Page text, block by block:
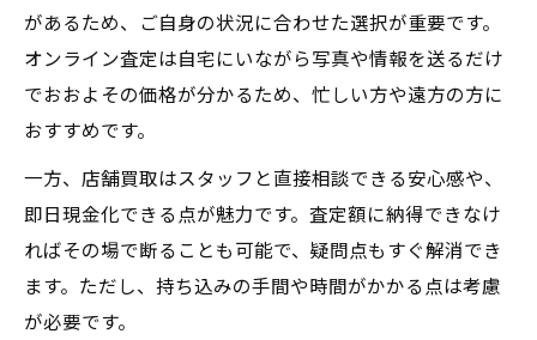
があるため、ご自身の状況に合わせた選択が重要です。
オンライン査定は自宅にいながら写真や情報を送るだけ
でおおよその価格が分かるため、忙しい方や遠方の方に
おすすめです。
一方、店舗買取はスタッフと直接相談できる安心感や、
即日現金化できる点が魅力です。査定額に納得できなけ
ればその場で断ることも可能で、疑問点もすぐ解消でき
ます。ただし、持ち込みの手間や時間がかかる点は考慮
が必要です。